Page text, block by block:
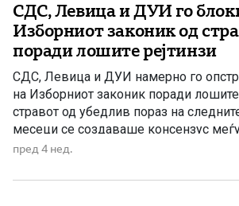
СДС, Левица и ДУИ го
Изборниот законик од
поради лошите рејтинзи
СДС, Левица и ДУИ намерно го
на Изборниот законик поради лошите
стравот од убедлив пораз на
месеци се создаваше консензус
партии за носење на овој важен
избраа блокади, хаос и политичка
пред 4 нед.